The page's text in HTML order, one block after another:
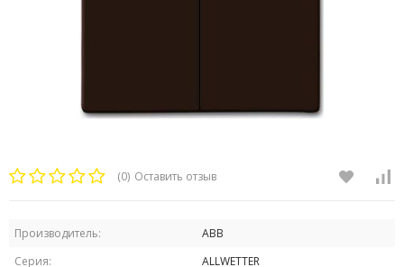
(0) Оставить отзыв
Производитель:
ABB
Серия:
ALLWETTER